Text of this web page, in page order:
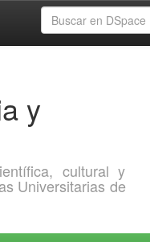
y
cultural y
Universitarias de